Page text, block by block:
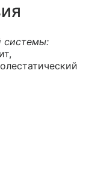
системы: